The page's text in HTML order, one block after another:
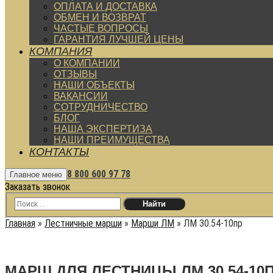
ОПЛАТА И ДОСТАВКА
ОБМЕН И ВОЗВРАТ
ЧАСТЫЕ ВОПРОСЫ
ГАРАНТИЯ ЛУЧШЕЙ ЦЕНЫ
КОМПАНИЯ
О КОМПАНИИ
ОТЗЫВЫ
НАШИ ОБЪЕКТЫ
ВАКАНСИИ
СОТРУДНИЧЕСТВО
БЛОГ
НАША ЭКСПЕРТИЗА
НАШИ ПРЕИМУЩЕСТВА
КОНТАКТЫ
Главное меню 8 800 600 97 78
Заказать звонок
Главная » Лестничные марши » Марши ЛМ » ЛМ 30.54-10пр